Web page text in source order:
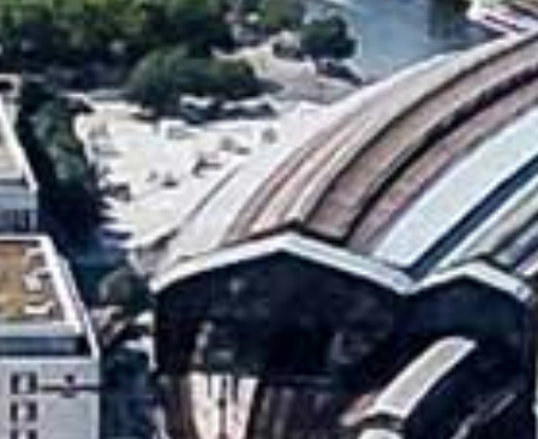
Redaktioneller Erwerb von Videomaterial:Kontaktaufnahme.
Teilen via...
Kommentare (0 Stück)